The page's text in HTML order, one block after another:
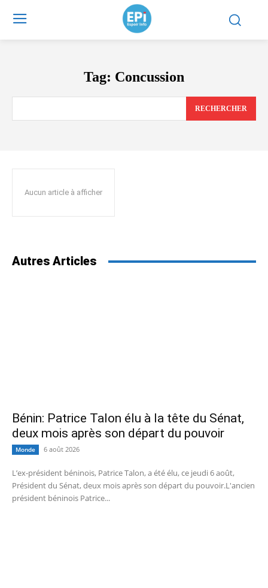
Tag: Concussion
RECHERCHER
Aucun article à afficher
Autres Articles
Bénin: Patrice Talon élu à la tête du Sénat,
deux mois après son départ du pouvoir
Monde 6 août 2026
L’ex-président béninois, Patrice Talon, a été élu, ce jeudi 6 août,
Président du Sénat, deux mois après son départ du pouvoir.L'ancien
président béninois Patrice...